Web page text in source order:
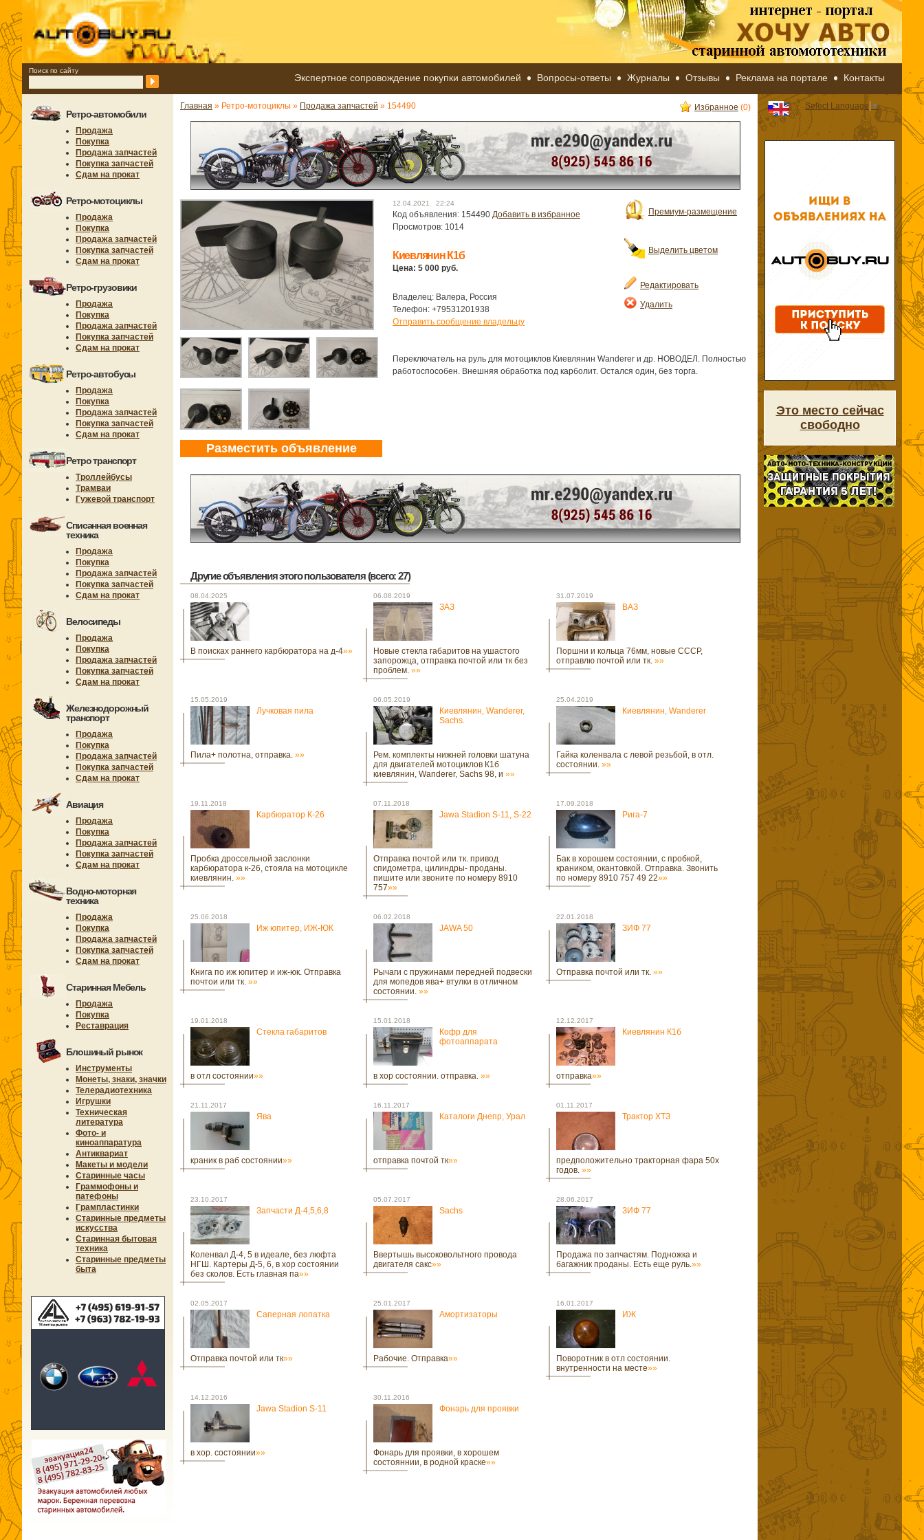
Поиск по сайту
Экспертное сопровождение покупки автомобилей Вопросы-ответы Журналы Отзывы Реклама на портале Контакты
Ретро-автомобили
Продажа
Покупка
Продажа запчастей
Покупка запчастей
Сдам на прокат
Ретро-мотоциклы
Продажа
Покупка
Продажа запчастей
Покупка запчастей
Сдам на прокат
Ретро-грузовики
Продажа
Покупка
Продажа запчастей
Покупка запчастей
Сдам на прокат
Ретро-автобусы
Продажа
Покупка
Продажа запчастей
Покупка запчастей
Сдам на прокат
Ретро транспорт
Троллейбусы
Трамваи
Гужевой транспорт
Списанная военная
техника
Продажа
Покупка
Продажа запчастей
Покупка запчастей
Сдам на прокат
Велосипеды
Продажа
Покупка
Продажа запчастей
Покупка запчастей
Сдам на прокат
Железнодорожный
транспорт
Продажа
Покупка
Продажа запчастей
Покупка запчастей
Сдам на прокат
Авиация
Продажа
Покупка
Продажа запчастей
Покупка запчастей
Сдам на прокат
Водно-моторная
техника
Продажа
Покупка
Продажа запчастей
Покупка запчастей
Сдам на прокат
Старинная Мебель
Продажа
Покупка
Реставрация
Блошиный рынок
Инструменты
Монеты, знаки, значки
Телерадиотехника
Игрушки
Техническая
литература
Фото- и
киноаппаратура
Антиквариат
Макеты и модели
Старинные часы
Граммофоны и
патефоны
Грампластинки
Старинные предметы
искусства
Старинная бытовая
техника
Старинные предметы
быта
Главная » Ретро-мотоциклы » Продажа запчастей » 154490 Избранное (0)
Разместить объявление
Премиум-размещение
Выделить цветом
Редактировать
Удалить
12.04.2021 22:24
Код объявления: 154490 Добавить в избранное
Просмотров: 1014
Киевлянин К1б
Цена: 5 000 руб.
Владелец: Валера, Росcия
Телефон: +79531201938
Отправить сообщение владельцу
Переключатель на руль для мотоциклов Киевлянин Wanderer и др. НОВОДЕЛ. Полностью
работоспособен. Внешняя обработка под карболит. Остался один, без торга.
Другие объявления этого пользователя (всего: 27)
08.04.2025
В поисках раннего карбюратора на д-4»»
06.08.2019
ЗАЗ
Новые стекла габаритов на ушастого
запорожца, отправка почтой или тк без
проблем. »»
31.07.2019
ВАЗ
Поршни и кольца 76мм, новые СССР,
отправлю почтой или тк. »»
15.05.2019
Лучковая пила
Пила+ полотна, отправка. »»
06.05.2019
Киевлянин, Wanderer,
Sachs.
Рем. комплекты нижней головки шатуна
для двигателей мотоциклов К1б
киевлянин, Wanderer, Sachs 98, и »»
25.04.2019
Киевлянин, Wanderer
Гайка коленвала с левой резьбой, в отл.
состоянии. »»
19.11.2018
Карбюратор К-26
Пробка дроссельной заслонки
карбюратора к-26, стояла на мотоцикле
киевлянин. »»
07.11.2018
Jawa Stadion S-11, S-22
Отправка почтой или тк. привод
спидометра, цилиндры- проданы.
пишите или звоните по номеру 8910
757»»
17.09.2018
Рига-7
Бак в хорошем состоянии, с пробкой,
краником, окантовкой. Отправка. Звонить
по номеру 8910 757 49 22»»
25.06.2018
Иж юпитер, ИЖ-ЮК
Книга по иж юпитер и иж-юк. Отправка
почтои или тк. »»
06.02.2018
JAWA 50
Рычаги с пружинами передней подвески
для мопедов ява+ втулки в отличном
состоянии. »»
22.01.2018
ЗИФ 77
Отправка почтой или тк. »»
19.01.2018
Стекла габаритов
в отл состоянии»»
15.01.2018
Кофр для
фотоаппарата
в хор состоянии. отправка. »»
12.12.2017
Киевлянин К1б
отправка»»
21.11.2017
Ява
краник в раб состоянии»»
16.11.2017
Каталоги Днепр, Урал
отправка почтой тк»»
01.11.2017
Трактор ХТЗ
предположительно тракторная фара 50х
годов. »»
23.10.2017
Запчасти Д-4,5,6,8
Коленвал Д-4, 5 в идеале, без люфта
НГШ. Картеры Д-5, 6, в хор состоянии
без сколов. Есть главная па»»
05.07.2017
Sachs
Ввертышь высоковольтного провода
двигателя сакс»»
28.06.2017
ЗИФ 77
Продажа по запчастям. Подножка и
багажник проданы. Есть еще руль.»»
02.05.2017
Саперная лопатка
Отправка почтой или тк»»
25.01.2017
Амортизаторы
Рабочие. Отправка»»
16.01.2017
ИЖ
Поворотник в отл состоянии.
внутренности на месте»»
14.12.2016
Jawa Stadion S-11
в хор. состоянии»»
30.11.2016
Фонарь для проявки
Фонарь для проявки, в хорошем
состояннии, в родной краске»»
Select Language ▼
Это место сейчас
свободно